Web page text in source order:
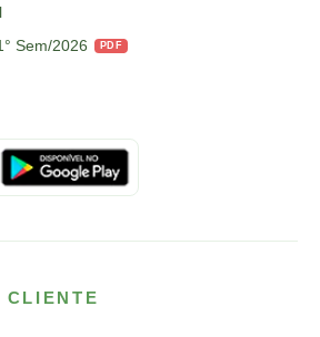
Sem/2026
PDF
CLIENTE